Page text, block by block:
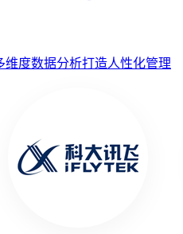
度数据分析打造人性化管理